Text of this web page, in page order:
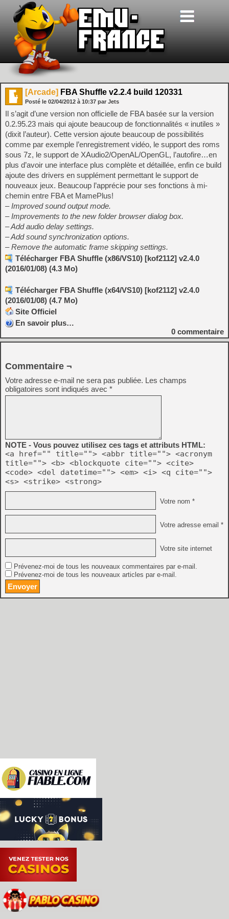
[Arcade] FBA Shuffle v2.2.4 build 120331
Posté le 02/04/2012 à 10:37 par Jets
Il s’agit d’une version non officielle de FBA basée sur la version
0.2.95.23 mais qui ajoute beaucoup de fonctionnalités « inutiles »
(dixit l’auteur). Cette version ajoute beaucoup de possibilités
comme par exemple l’enregistrement vidéo, le support des roms
sous 7z, le support de XAudio2/OpenAL/OpenGL, l’autofire…en
plus d’avoir une interface plus complète et détaillée, enfin ce build
ajoute des drivers en supplément permettant le support de
nouveaux jeux. Beaucoup l’apprécie pour ses fonctions à mi-
chemin entre FBA et MamePlus!
– Improved sound output mode.
– Improvements to the new folder browser dialog box.
– Add audio delay settings.
– Add sound synchronization options.
– Remove the automatic frame skipping settings.
Télécharger FBA Shuffle (x86/VS10) [kof2112] v2.4.0
(2016/01/08) (4.3 Mo)
Télécharger FBA Shuffle (x64/VS10) [kof2112] v2.4.0
(2016/01/08) (4.7 Mo)
Site Officiel
En savoir plus…
0 commentaire
Commentaire ¬
Votre adresse e-mail ne sera pas publiée. Les champs
obligatoires sont indiqués avec *
NOTE - Vous pouvez utilisez ces tags et attributs HTML:
<a href="" title=""> <abbr title=""> <acronym
title=""> <b> <blockquote cite=""> <cite>
<code> <del datetime=""> <em> <i> <q cite="">
<s> <strike> <strong>
Votre nom *
Votre adresse email *
Votre site internet
Prévenez-moi de tous les nouveaux commentaires par e-mail.
Prévenez-moi de tous les nouveaux articles par e-mail.